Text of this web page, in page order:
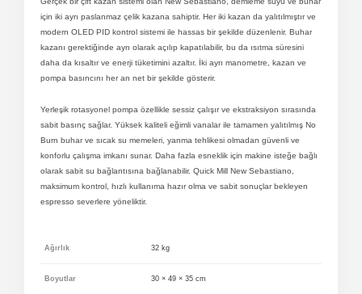
için iki ayrı paslanmaz çelik kazana sahiptir. Her iki kazan da yalıtılmıştır ve
modern OLED PID kontrol sistemi ile hassas bir şekilde düzenlenir. Buhar
kazanı gerektiğinde ayrı olarak açılıp kapatılabilir, bu da ısıtma süresini
daha da kısaltır ve enerji tüketimini azaltır. İki ayrı manometre, kazan ve
pompa basıncını her an net bir şekilde gösterir.
Yerleşik rotasyonel pompa özellikle sessiz çalışır ve ekstraksiyon sırasında
sabit basınç sağlar. Yüksek kaliteli eğimli vanalar ile tamamen yalıtılmış No
Burn buhar ve sıcak su memeleri, yanma tehlikesi olmadan güvenli ve
konforlu çalışma imkanı sunar. Daha fazla esneklik için makine isteğe bağlı
olarak sabit su bağlantısına bağlanabilir. Quick Mill New Sebastiano,
maksimum kontrol, hızlı kullanıma hazır olma ve sabit sonuçlar bekleyen
espresso severlere yöneliktir.
Ağırlık 32 kg
Boyutlar 30 × 49 × 35 cm